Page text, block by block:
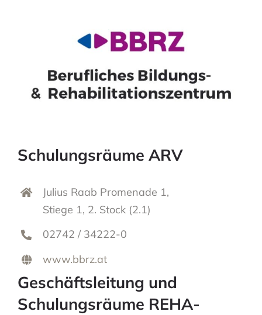
Schulungsräume ARV
Julius Raab Promenade 1,
Stiege 1, 2. Stock (2.1)
02742 / 34222-0
www.bbrz.at
Geschäftsleitung und
Schulungsräume REHA-